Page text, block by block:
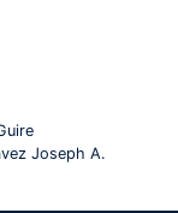
Joseph A.